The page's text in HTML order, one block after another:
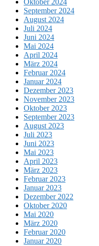
Oktober 2024
September 2024
August 2024
Juli 2024
Juni 2024
Mai 2024
April 2024
März 2024
Februar 2024
Januar 2024
Dezember 2023
November 2023
Oktober 2023
September 2023
August 2023
Juli 2023
Juni 2023
Mai 2023
April 2023
März 2023
Februar 2023
Januar 2023
Dezember 2022
Oktober 2020
Mai 2020
März 2020
Februar 2020
Januar 2020